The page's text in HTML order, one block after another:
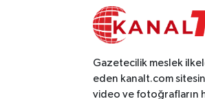
Gazetecilik meslek
eden kanalt.com
video ve fotoğrafların